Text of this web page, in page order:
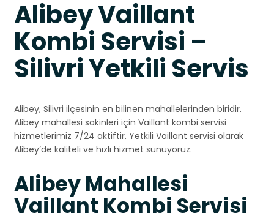
Alibey Vaillant
Kombi Servisi –
Silivri Yetkili Servis
Alibey, Silivri ilçesinin en bilinen mahallelerinden biridir.
Alibey mahallesi sakinleri için Vaillant kombi servisi
hizmetlerimiz 7/24 aktiftir. Yetkili Vaillant servisi olarak
Alibey’de kaliteli ve hızlı hizmet sunuyoruz.
Alibey Mahallesi
Vaillant Kombi Servisi